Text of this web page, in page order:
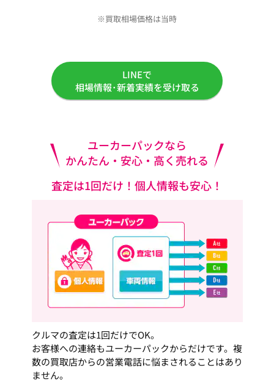
※買取相場価格は当時
LINEで
相場情報･新着実績を受け取る
ユーカーパックなら
かんたん・安心・高く売れる
査定は1回だけ！個人情報も安心！
クルマの査定は1回だけでOK。
お客様への連絡もユーカーパックからだけです。複
数の買取店からの営業電話に悩まされることはあり
ません。